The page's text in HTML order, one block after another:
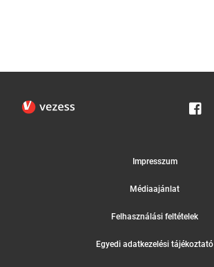
Impresszum
Médiaajánlat
Felhasználási feltételek
Egyedi adatkezelési tájékoztató